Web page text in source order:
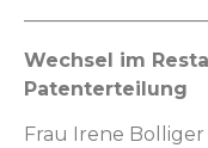
Wech­sel im
Patenterteilung
Frau Irene